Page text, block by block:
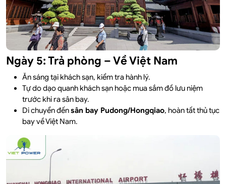
Ngày 5: Trả phòng – Về Việt Nam
Ăn sáng tại khách sạn, kiểm tra hành lý.
Tự do dạo quanh khách sạn hoặc mua sắm đồ lưu niệm
trước khi ra sân bay.
Di chuyển đếnsân bay Pudong/Hongqiao, hoàn tất thủ tục
bay về Việt Nam.